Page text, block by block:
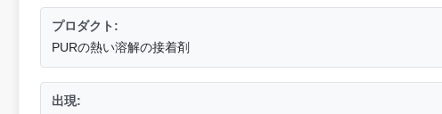
プロダクト:
PURの熱い溶解の接着剤
出現: